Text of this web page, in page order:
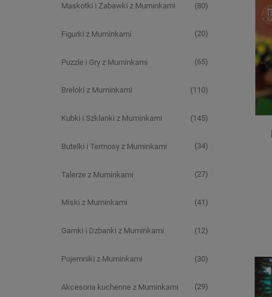
Maskotki i Zabawki z Muminkami (80)
Figurki z Muminkami (20)
Puzzle i Gry z Muminkami (65)
Breloki z Muminkami (110)
Kubki i Szklanki z Muminkami (145)
Butelki i Termosy z Muminkami (34)
Talerze z Muminkami (27)
Miski z Muminkami (41)
Garnki i Dzbanki z Muminkami (12)
Pojemniki z Muminkami (30)
Akcesoria kuchenne z Muminkami (29)